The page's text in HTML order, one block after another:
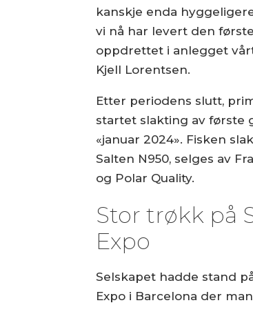
kanskje enda
vi nå har levert den
oppdrettet i anlegget
Kjell Lorentsen.
Etter periodens slutt,
startet slakting av første
«januar 2024». Fisken
Salten N950, selges av
og Polar Quality.
Stor trøkk på
Expo
Selskapet hadde stand
Expo i Barcelona der